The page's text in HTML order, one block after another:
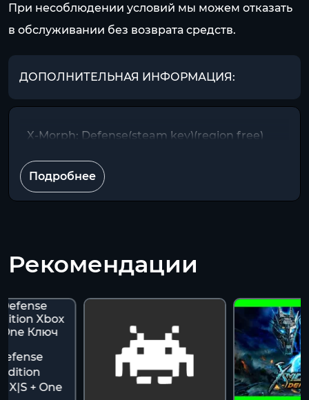
При несоблюдении условий мы можем отказать
в обслуживании без возврата средств.
ДОПОЛНИТЕЛЬНАЯ ИНФОРМАЦИЯ:
X-Morph: Defense(steam key)(region free)
Подробнее
Рекомендации
X|S + One